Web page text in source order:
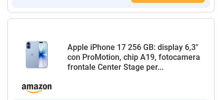
Apple iPhone 17 256 GB: display 6,3"
con ProMotion, chip A19, fotocamera
frontale Center Stage per...